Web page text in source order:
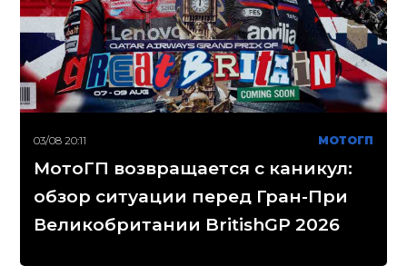
03/08 20:11 МОТОГП
МотоГП возвращается с каникул:
обзор ситуации перед Гран-При
Великобритании BritishGP 2026